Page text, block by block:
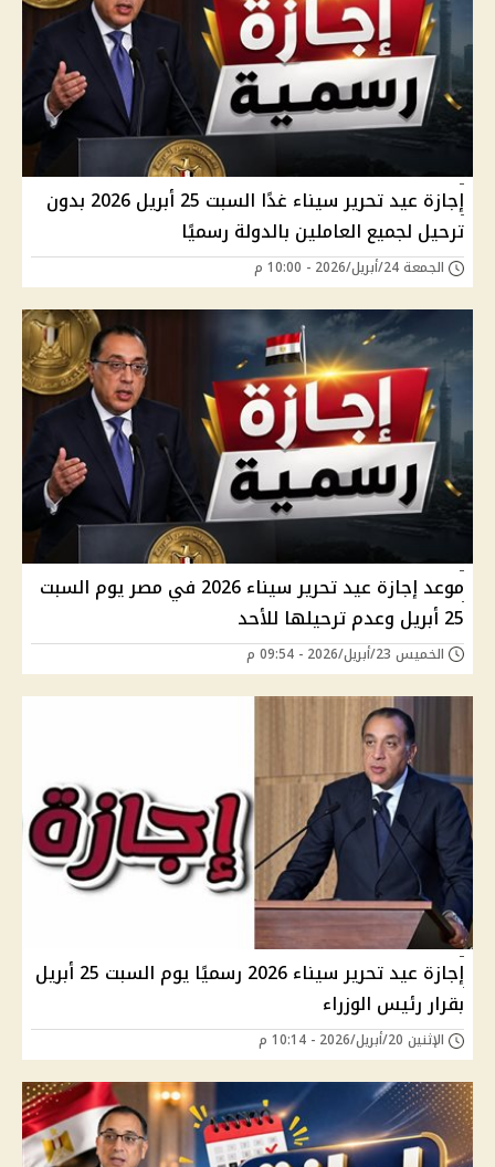
إجازة عيد تحرير سيناء غدًا السبت 25 أبريل 2026 بدون
ترحيل لجميع العاملين بالدولة رسميًا
الجمعة 24/أبريل/2026 - 10:00 م
موعد إجازة عيد تحرير سيناء 2026 في مصر يوم السبت
25 أبريل وعدم ترحيلها للأحد
الخميس 23/أبريل/2026 - 09:54 م
إجازة عيد تحرير سيناء 2026 رسميًا يوم السبت 25 أبريل
بقرار رئيس الوزراء
الإثنين 20/أبريل/2026 - 10:14 م